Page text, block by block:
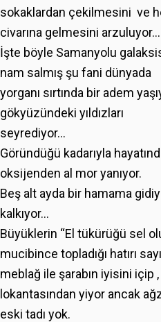
sokaklardan çekilmesini ve
civarına gelmesini arzuluyor...
İşte böyle Samanyolu
nam salmış şu fani dünyada
yorganı sırtında bir adem
gökyüzündeki yıldızları
seyrediyor...
Göründüğü kadarıyla
oksijenden al mor yanıyor.
Beş alt ayda bir hamama
kalkıyor...
Büyüklerin “El tükürüğü sel
mucibince topladığı hatırı
meblağ ile şarabın iyisini
lokantasından yiyor ancak
eski tadı yok.